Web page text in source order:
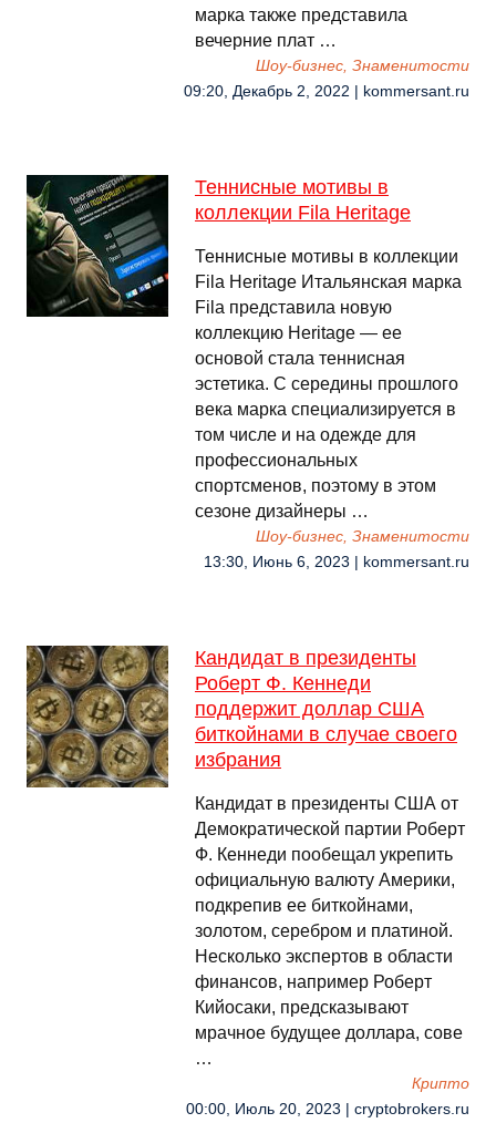
марка также представила
вечерние плат …
Шоу-бизнес, Знаменитости
09:20, Декабрь 2, 2022 | kommersant.ru
Теннисные мотивы в
коллекции Fila Heritage
Теннисные мотивы в коллекции
Fila Heritage Итальянская марка
Fila представила новую
коллекцию Heritage — ее
основой стала теннисная
эстетика. С середины прошлого
века марка специализируется в
том числе и на одежде для
профессиональных
спортсменов, поэтому в этом
сезоне дизайнеры …
Шоу-бизнес, Знаменитости
13:30, Июнь 6, 2023 | kommersant.ru
Кандидат в президенты
Роберт Ф. Кеннеди
поддержит доллар США
биткойнами в случае своего
избрания
Кандидат в президенты США от
Демократической партии Роберт
Ф. Кеннеди пообещал укрепить
официальную валюту Америки,
подкрепив ее биткойнами,
золотом, серебром и платиной.
Несколько экспертов в области
финансов, например Роберт
Кийосаки, предсказывают
мрачное будущее доллара, сове
…
Крипто
00:00, Июль 20, 2023 | cryptobrokers.ru